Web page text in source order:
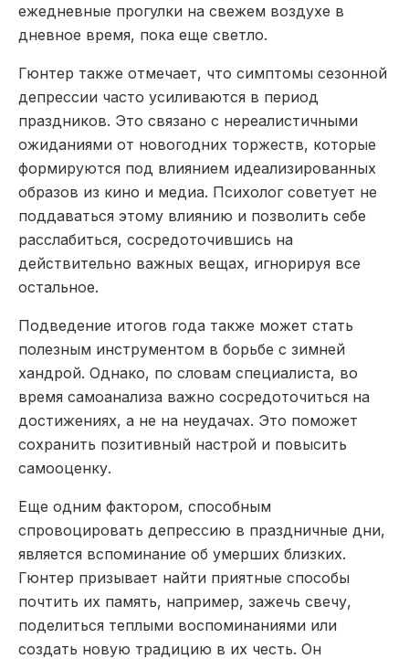
ежедневные прогулки на свежем воздухе в
дневное время, пока еще светло.
Гюнтер также отмечает, что симптомы сезонной
депрессии часто усиливаются в период
праздников. Это связано с нереалистичными
ожиданиями от новогодних торжеств, которые
формируются под влиянием идеализированных
образов из кино и медиа. Психолог советует не
поддаваться этому влиянию и позволить себе
расслабиться, сосредоточившись на
действительно важных вещах, игнорируя все
остальное.
Подведение итогов года также может стать
полезным инструментом в борьбе с зимней
хандрой. Однако, по словам специалиста, во
время самоанализа важно сосредоточиться на
достижениях, а не на неудачах. Это поможет
сохранить позитивный настрой и повысить
самооценку.
Еще одним фактором, способным
спровоцировать депрессию в праздничные дни,
является вспоминание об умерших близких.
Гюнтер призывает найти приятные способы
почтить их память, например, зажечь свечу,
поделиться теплыми воспоминаниями или
создать новую традицию в их честь. Он